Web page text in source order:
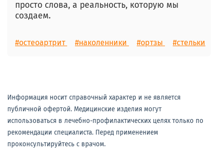
просто слова, а реальность, которую мы
создаем.
#остеоартрит #наколенники #ортзы #стельки
Информация носит справочный характер и не является
публичной офертой. Медицинские изделия могут
использоваться в лечебно-профилактических целях только по
рекомендации специалиста. Перед применением
проконсультируйтесь с врачом.